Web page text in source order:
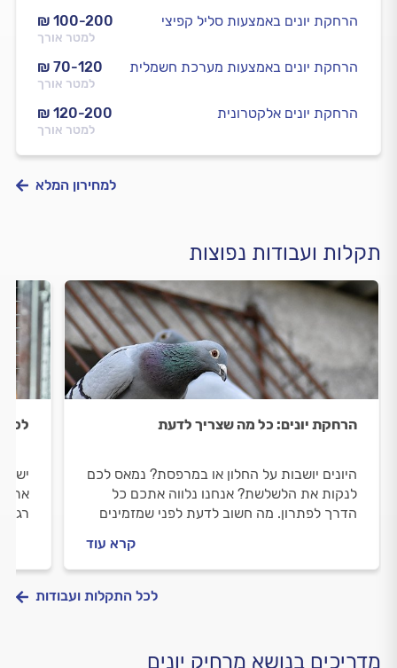
₪ 100-200
למטר אורך
הרחקת יונים באמצעות סליל קפיצי
₪ 70-120
למטר אורך
הרחקת יונים באמצעות מערכת חשמלית
₪ 120-200
למטר אורך
הרחקת יונים אלקטרונית
למחירון המלא
תקלות ועבודות נפוצות
הרחקת יונים: כל מה שצריך לדעת
היונים יושבות על החלון או במרפסת? נמאס לכם
לנקות את הלשלשת? אנחנו נלווה אתכם כל
הדרך לפתרון. מה חשוב לדעת לפני שמזמינים
קרא עוד
יש
רגע
לכל התקלות ועבודות
מדריכים בנושא מרחיק יונים